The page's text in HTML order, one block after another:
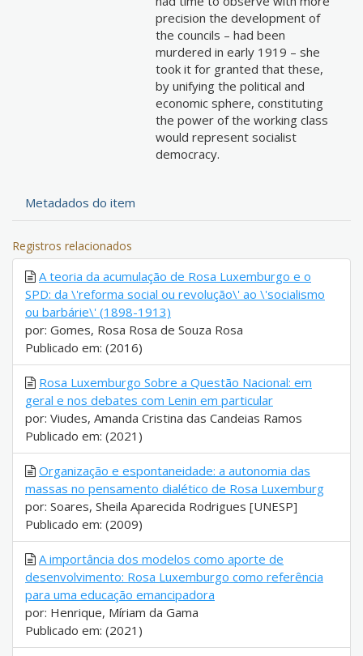
precision the development of
the councils – had been
murdered in early 1919 – she
took it for granted that these,
by unifying the political and
economic sphere, constituting
the power of the working class
would represent socialist
democracy.
Metadados do item
Registros relacionados
A teoria da acumulação de Rosa Luxemburgo e o
SPD: da \'reforma social ou revolução\' ao \'socialismo
ou barbárie\' (1898-1913)
por: Gomes, Rosa Rosa de Souza Rosa
Publicado em: (2016)
Rosa Luxemburgo Sobre a Questão Nacional: em
geral e nos debates com Lenin em particular
por: Viudes, Amanda Cristina das Candeias Ramos
Publicado em: (2021)
Organização e espontaneidade: a autonomia das
massas no pensamento dialético de Rosa Luxemburg
por: Soares, Sheila Aparecida Rodrigues [UNESP]
Publicado em: (2009)
A importância dos modelos como aporte de
desenvolvimento: Rosa Luxemburgo como referência
para uma educação emancipadora
por: Henrique, Míriam da Gama
Publicado em: (2021)